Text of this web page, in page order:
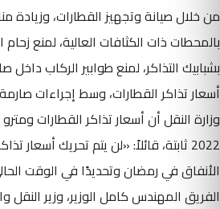
من خلال صيانة وتجهيز القطارات، وزيادة
بالمحطات ذات الكثافات العالية، لمنع
بشبابيك التذاكر، لمنع طوابير الركاب
أسعار تذاكر القطارات، وسط إجراءات
وزارة النقل أن أسعار تذاكر القطارات
2022 ثابتة، قائلاً: «لن يتم تحريك أسعار
الأنفاق في رمضان وتحديدًا في الوقت
الفريق المهندس كامل الوزير، وزير النقل